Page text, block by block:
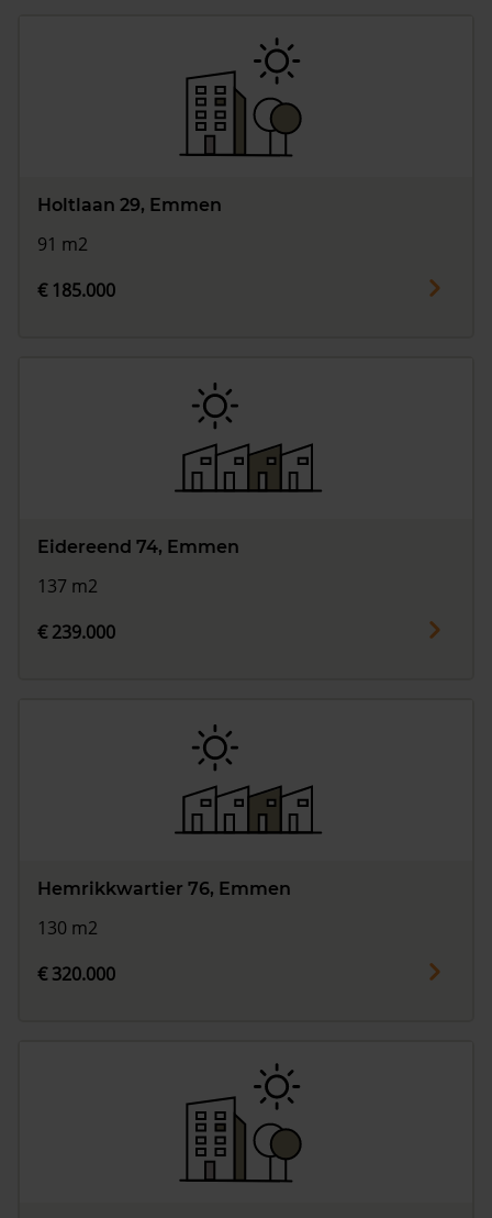
Holtlaan 29, Emmen
91 m2
€ 185.000
Eidereend 74, Emmen
137 m2
€ 239.000
Hemrikkwartier 76, Emmen
130 m2
€ 320.000